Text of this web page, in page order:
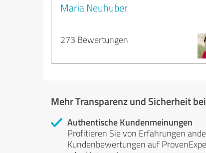
Maria Neuhuber
273 Bewertungen
Mehr Transparenz und Sicherheit
Authentische Kundenmeinungen
Profitieren Sie von Erfahrungen
Kundenbewertungen auf